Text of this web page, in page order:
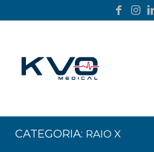
CATEGORIA: RAIO X